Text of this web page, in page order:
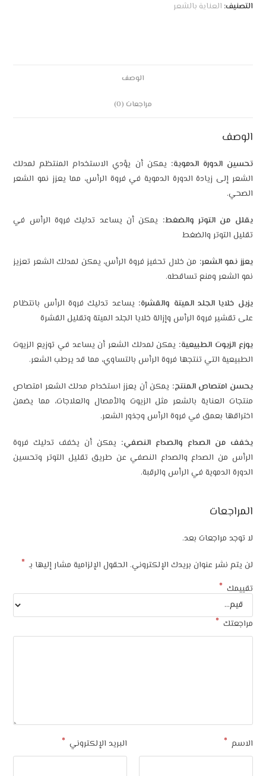
التصنيف: العناية بالشعر
الوصف
مراجعات (0)
الوصف
تحسين الدورة الدموية: يمكن أن يؤدي الاستخدام المنتظم لمدلك
الشعر إلى زيادة الدورة الدموية في فروة الرأس، مما يعزز نمو الشعر
الصحي.
يقلل من التوتر والضغط: يمكن أن يساعد تدليك فروة الرأس في
تقليل التوتر والضغط
يعزز نمو الشعر: من خلال تحفيز فروة الرأس، يمكن لمدلك الشعر تعزيز
نمو الشعر ومنع تساقطه.
يزيل خلايا الجلد الميتة والقشرة: يساعد تدليك فروة الرأس بانتظام
على تقشير فروة الرأس وإزالة خلايا الجلد الميتة وتقليل القشرة
يوزع الزيوت الطبيعية: يمكن لمدلك الشعر أن يساعد في توزيع الزيوت
الطبيعية التي تنتجها فروة الرأس بالتساوي، مما قد يرطب الشعر.
يحسن امتصاص المنتج: يمكن أن يعزز استخدام مدلك الشعر امتصاص
منتجات العناية بالشعر مثل الزيوت والأمصال والعلاجات، مما يضمن
اختراقها بعمق في فروة الرأس وجذور الشعر.
يخفف من الصداع والصداع النصفي: يمكن أن يخفف تدليك فروة
الرأس من الصداع والصداع النصفي عن طريق تقليل التوتر وتحسين
الدورة الدموية في الرأس والرقبة.
المراجعات
لا توجد مراجعات بعد.
لن يتم نشر عنوان بريدك الإلكتروني. الحقول الإلزامية مشار إليها بـ *
تقييمك *
مراجعتك *
الاسم * البريد الإلكتروني *